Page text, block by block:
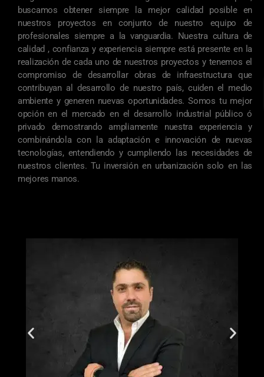
buscamos obtener siempre la mejor calidad posible en
nuestros proyectos en conjunto de nuestro equipo de
profesionales siempre a la vanguardia. Nuestra cultura de
calidad , confianza y experiencia siempre está presente en la
realización de cada uno de nuestros proyectos y tenemos el
compromiso de desarrollar obras de infraestructura que
contribuyan al desarrollo de nuestro país, cuiden el medio
ambiente y generen nuevas oportunidades. Somos tu mejor
opción en el mercado en el desarrollo industrial público ó
privado demostrando ampliamente nuestra experiencia y
combinándola con la adaptación e innovación de nuevas
tecnologías, entendiendo y cumpliendo las necesidades de
nuestros clientes. Tu inversión en urbanización solo en las
mejores manos.